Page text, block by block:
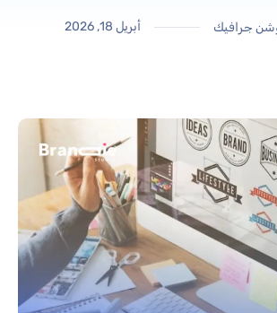
جرافيك أبريل 18, 2026